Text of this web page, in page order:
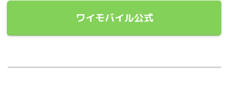
ワイモバイル公式